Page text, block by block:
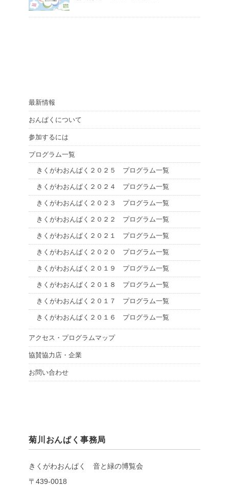
最新情報
おんぱくについて
参加するには
プログラム一覧
きくがわおんぱく２０２５ プログラム一覧
きくがわおんぱく２０２４ プログラム一覧
きくがわおんぱく２０２３ プログラム一覧
きくがわおんぱく２０２２ プログラム一覧
きくがわおんぱく２０２１ プログラム一覧
きくがわおんぱく２０２０ プログラム一覧
きくがわおんぱく２０１９ プログラム一覧
きくがわおんぱく２０１８ プログラム一覧
きくがわおんぱく２０１７ プログラム一覧
きくがわおんぱく２０１６ プログラム一覧
アクセス・プログラムマップ
協賛協力店・企業
お問い合わせ
菊川おんぱく事務局
きくがわおんぱく 音と緑の博覧会
〒439-0018